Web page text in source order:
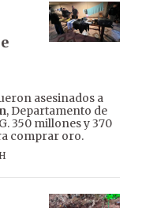
asesinados a
, Departamento de
350 millones y 370
comprar oro.